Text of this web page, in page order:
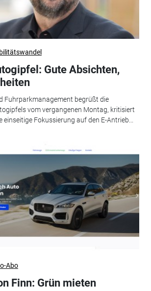
Gute Absichten,
Fuhrparkmanagement begrüßt die
vom vergangenen Montag, kritisiert
einseitige Fokussierung auf den E-Antrieb...
Abo
Finn: Grün mieten